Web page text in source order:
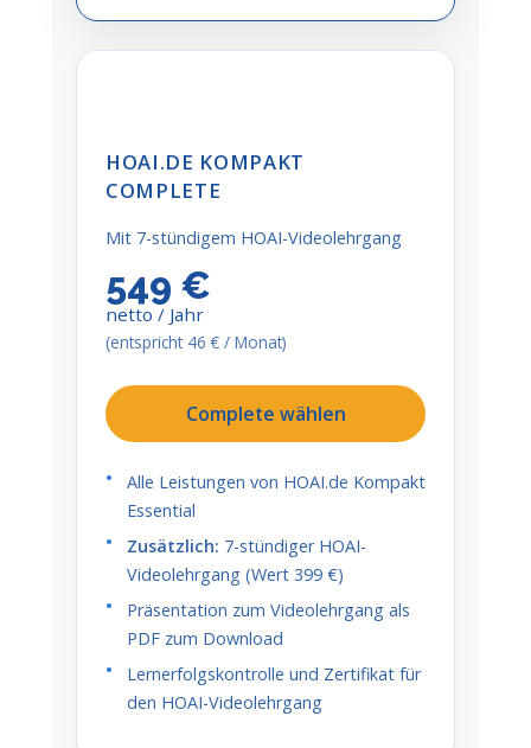
HOAI.DE KOMPAKT
COMPLETE
Mit 7-stündigem HOAI-Videolehrgang
549 €
netto / Jahr
(entspricht 46 € / Monat)
Complete wählen
Alle Leistungen von HOAI.de Kompakt
Essential
Zusätzlich: 7-stündiger HOAI-
Videolehrgang (Wert 399 €)
Präsentation zum Videolehrgang als
PDF zum Download
Lernerfolgskontrolle und Zertifikat für
den HOAI-Videolehrgang